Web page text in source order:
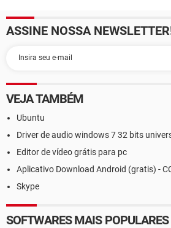
ASSINE NOSSA
VEJA TAMBÉM
Ubuntu
Driver de audio windows 7 32 bits
Editor de vídeo grátis para pc
Aplicativo Download Android (gratis) -
Skype
SOFTWARES MAIS POPULARES